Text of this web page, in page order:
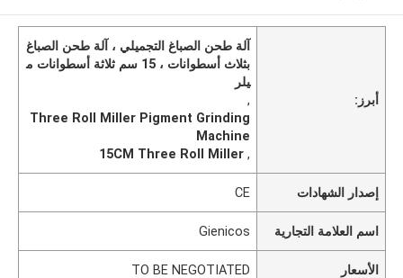
أبرز:
آلة طحن الصباغ التجميلي ، آلة طحن الصباغ
بثلاث أسطوانات ، 15 سم ثلاثة أسطوانات م
يلر
,
Three Roll Miller Pigment Grinding
Machine
,
15CM Three Roll Miller
إصدار الشهادات CE
اسم العلامة التجارية Gienicos
الأسعار TO BE NEGOTIATED